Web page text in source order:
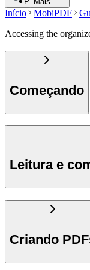
Início MobiPDF
Accessing the
Começando
Leitura e
Criando